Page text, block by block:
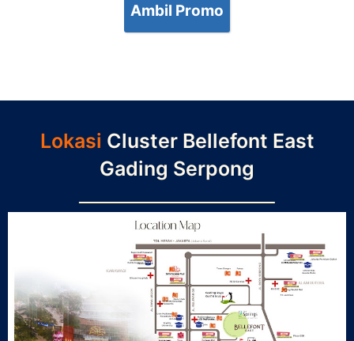
Ambil Promo
Lokasi Cluster Bellefont East
Gading Serpong